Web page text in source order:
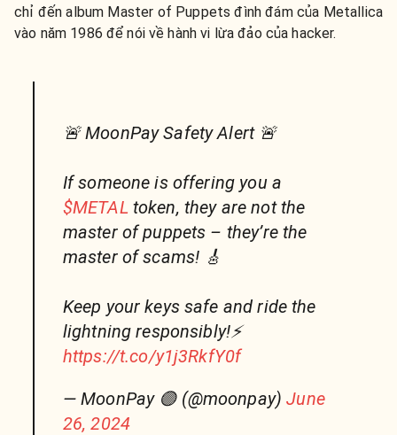
chỉ đến album Master of Puppets đình đám của Metallica
vào năm 1986 để nói về hành vi lừa đảo của hacker.
🚨 MoonPay Safety Alert 🚨
If someone is offering you a
$METAL token, they are not the
master of puppets – they’re the
master of scams! 🎸
Keep your keys safe and ride the
lightning responsibly!⚡️
https://t.co/y1j3RkfY0f
— MoonPay 🟣 (@moonpay)June
26, 2024